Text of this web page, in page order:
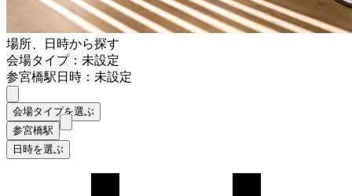
場所、日時から探す
会場タイプ：未設定
参宮橋駅日時：未設定
会場タイプを選ぶ
参宮橋駅
日時を選ぶ